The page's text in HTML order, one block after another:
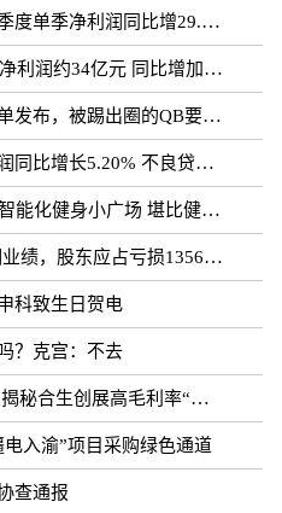
单季净利润同比增29.35%
约34亿元 同比增加29.07%
，被踢出圈的QB要回归了？
长5.20% 不良贷款率0.81%
化健身小广场 堪比健身房
亏损1356.9万港元 同比扩大47.89%
科致生日贺电
？克宫：不去
生创展高毛利率“稳字诀”
入渝”项目采购绿色通道
查通报